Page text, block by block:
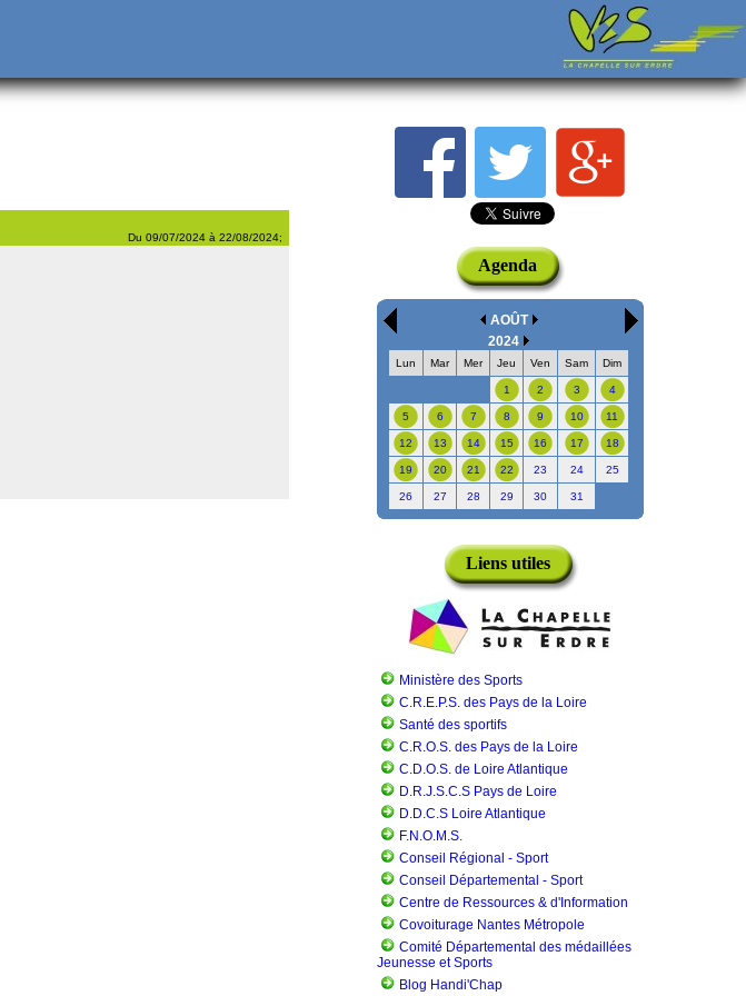
Du 09/07/2024 à 22/08/2024;
Agenda
AOÛT
2024
Lun Mar Mer Jeu Ven Sam Dim
1 2 3 4
5 6 7 8 9 10 11
12 13 14 15 16 17 18
19 20 21 22 23 24 25
26 27 28 29 30 31
Liens utiles
Ministère des Sports
C.R.E.P.S. des Pays de la Loire
Santé des sportifs
C.R.O.S. des Pays de la Loire
C.D.O.S. de Loire Atlantique
D.R.J.S.C.S Pays de Loire
D.D.C.S Loire Atlantique
F.N.O.M.S.
Conseil Régional - Sport
Conseil Départemental - Sport
Centre de Ressources & d'Information
Covoiturage Nantes Métropole
Comité Départemental des médaillées
Jeunesse et Sports
Blog Handi'Chap